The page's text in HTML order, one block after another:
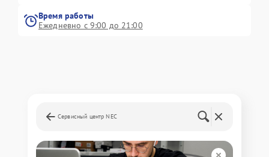
Время работы
Ежедневно с 9:00 до 21:00
Сервисный центр NEC